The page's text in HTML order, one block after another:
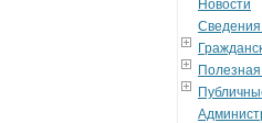
Новости
Сведения